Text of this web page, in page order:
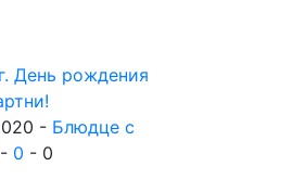
День рождения
- Блюдце с
- 0 - 0